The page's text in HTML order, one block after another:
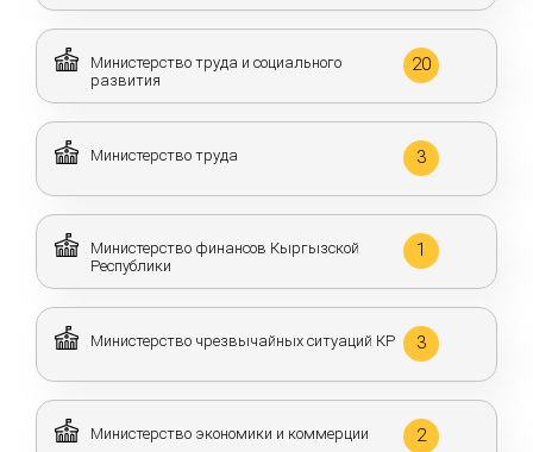
Министерство труда и социального
развития
20
Министерство труда 3
Министерство финансов Кыргызской
Республики
1
Министерство чрезвычайных ситуаций КР 3
Министерство экономики и коммерции 2